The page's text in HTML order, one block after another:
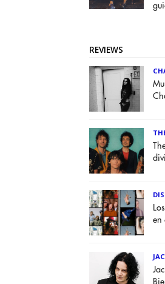
REVIEWS
en